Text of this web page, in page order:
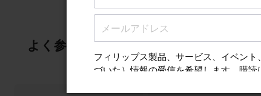
よく参照されるこの製品の部品とアク